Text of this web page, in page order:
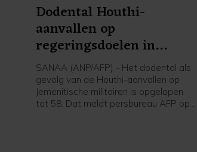
Dodental Houthi-
aanvallen op
regeringsdoelen in
Jemen opgelopen
SANAA (ANP/AFP) - Het dodental als
gevolg van de Houthi-aanvallen op
Jemenitische militairen is opgelopen
tot 58. Dat meldt persbureau AFP op